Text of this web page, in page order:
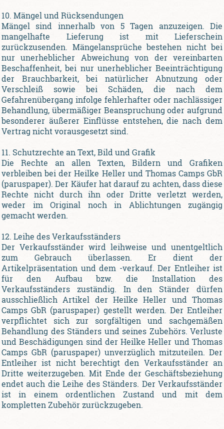
10. Mängel und Rücksendungen
Mängel sind innerhalb von 5 Tagen anzuzeigen. Die
mangelhafte Lieferung ist mit Lieferschein
zurückzusenden. Mängelansprüche bestehen nicht bei
nur unerheblicher Abweichung von der vereinbarten
Beschaffenheit, bei nur unerheblicher Beeinträchtigung
der Brauchbarkeit, bei natürlicher Abnutzung oder
Verschleiß sowie bei Schäden, die nach dem
Gefahrenübergang infolge fehlerhafter oder nachlässiger
Behandlung, übermäßiger Beanspruchung oder aufgrund
besonderer äußerer Einflüsse entstehen, die nach dem
Vertrag nicht vorausgesetzt sind.
11. Schutzrechte an Text, Bild und Grafik
Die Rechte an allen Texten, Bildern und Grafiken
verbleiben bei der Heilke Heller und Thomas Camps GbR
(paruspaper). Der Käufer hat darauf zu achten, dass diese
Rechte nicht durch ihn oder Dritte verletzt werden,
weder im Original noch in Ablichtungen zugängig
gemacht werden.
12. Leihe des Verkaufsständers
Der Verkaufsständer wird leihweise und unentgeltlich
zum Gebrauch überlassen. Er dient der
Artikelpräsentation und dem -verkauf. Der Entleiher ist
für den Aufbau bzw. die Installation des
Verkaufsständers zuständig. In den Ständer dürfen
ausschließlich Artikel der Heilke Heller und Thomas
Camps GbR (paruspaper) gestellt werden. Der Entleiher
verpflichtet sich zur sorgfältigen und sachgemäßen
Behandlung des Ständers und seines Zubehörs. Verluste
und Beschädigungen sind der Heilke Heller und Thomas
Camps GbR (paruspaper) unverzüglich mitzuteilen. Der
Entleiher ist nicht berechtigt den Verkaufsständer an
Dritte weiterzugeben. Mit Ende der Geschäftsbeziehung
endet auch die Leihe des Ständers. Der Verkaufsständer
ist in einem ordentlichen Zustand und mit dem
kompletten Zubehör zurückzugeben.